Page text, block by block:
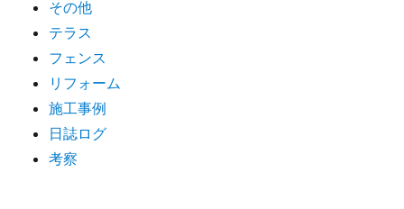
その他
テラス
フェンス
リフォーム
施工事例
日誌ログ
考察